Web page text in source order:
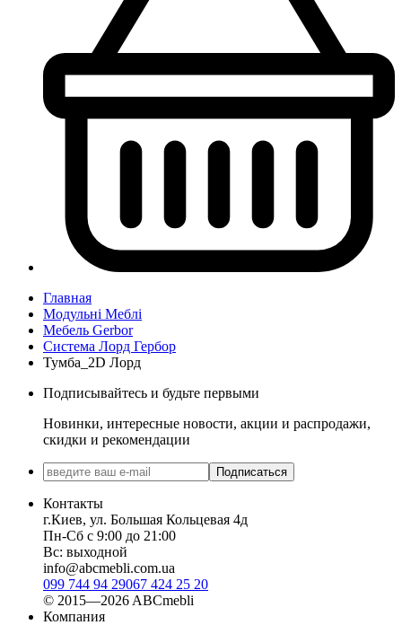
Главная
Модульні Меблі
Мебель Gerbor
Система Лорд Гербор
Тумба_2D Лорд
Подписывайтесь и будьте первыми
Новинки, интересные новости, акции и распродажи,
скидки и рекомендации
Подписаться
Контакты
г.Киев, ул. Большая Кольцевая 4д
Пн-Сб с 9:00 до 21:00
Вс: выходной
info@abcmebli.com.ua
099 744 94 29067 424 25 20
© 2015—2026 ABCmebli
Компания